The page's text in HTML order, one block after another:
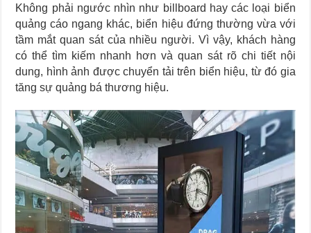
Không phải ngước nhìn như billboard hay các loại biển
quảng cáo ngang khác, biển hiệu đứng thường vừa với
tầm mắt quan sát của nhiều người. Vì vậy, khách hàng
có thể tìm kiếm nhanh hơn và quan sát rõ chi tiết nội
dung, hình ảnh được chuyển tải trên biển hiệu, từ đó gia
tăng sự quảng bá thương hiệu.